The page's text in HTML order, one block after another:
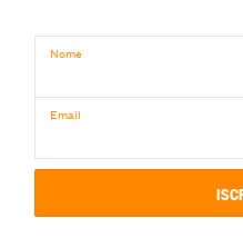
Nome
Email